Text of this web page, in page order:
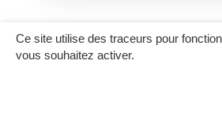
Ce site utilise des traceurs pour
vous souhaitez activer.